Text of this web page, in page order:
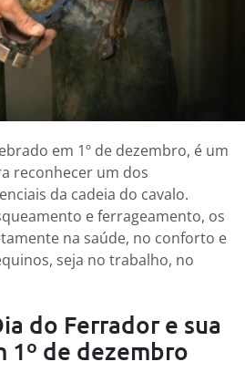
em 1º de dezembro, é um
reconhecer um dos
da cadeia do cavalo.
e ferrageamento, os
na saúde, no conforto e
seja no trabalho, no
do Ferrador e sua
1º de dezembro